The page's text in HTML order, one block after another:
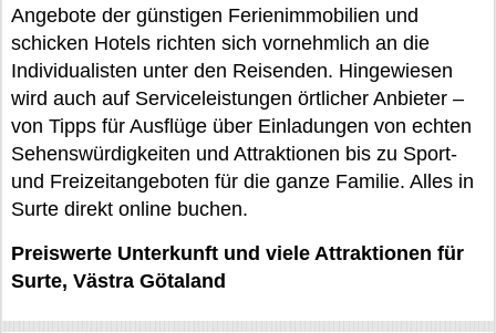
Angebote der günstigen Ferienimmobilien und
schicken Hotels richten sich vornehmlich an die
Individualisten unter den Reisenden. Hingewiesen
wird auch auf Serviceleistungen örtlicher Anbieter –
von Tipps für Ausflüge über Einladungen von echten
Sehenswürdigkeiten und Attraktionen bis zu Sport-
und Freizeitangeboten für die ganze Familie. Alles in
Surte direkt online buchen.
Preiswerte Unterkunft und viele Attraktionen für
Surte, Västra Götaland